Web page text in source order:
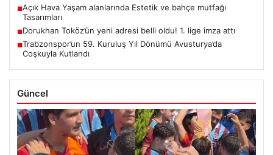
■Açık Hava Yaşam alanlarında Estetik ve bahçe mutfağı
Tasarımları
■Dorukhan Toköz’ün yeni adresi belli oldu! 1. lige imza attı
■Trabzonspor’un 59. Kuruluş Yıl Dönümü Avusturya’da
Coşkuyla Kutlandı
Güncel